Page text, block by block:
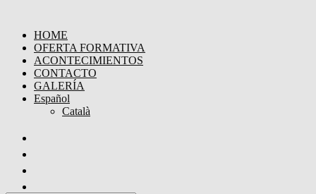
HOME
OFERTA FORMATIVA
ACONTECIMIENTOS
CONTACTO
GALERÍA
Español
Català